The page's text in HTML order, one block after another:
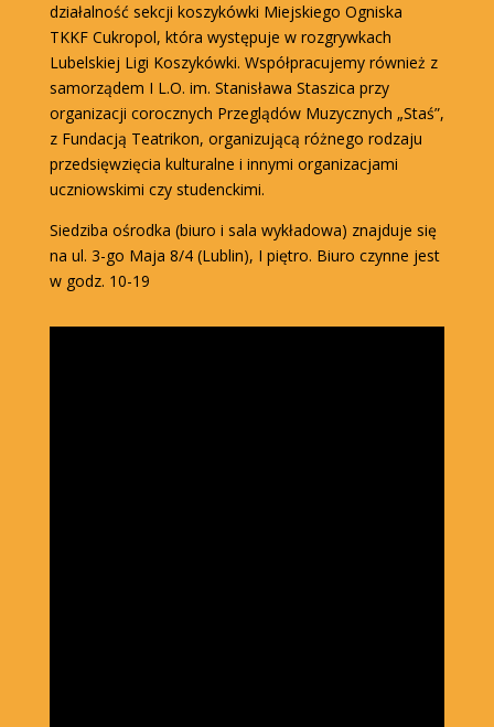
działalność sekcji koszykówki Miejskiego Ogniska
TKKF Cukropol, która występuje w rozgrywkach
Lubelskiej Ligi Koszykówki. Współpracujemy również z
samorządem I L.O. im. Stanisława Staszica przy
organizacji corocznych Przeglądów Muzycznych „Staś”,
z Fundacją Teatrikon, organizującą różnego rodzaju
przedsięwzięcia kulturalne i innymi organizacjami
uczniowskimi czy studenckimi.
Siedziba ośrodka (biuro i sala wykładowa) znajduje się
na ul. 3-go Maja 8/4 (Lublin), I piętro. Biuro czynne jest
w godz. 10-19